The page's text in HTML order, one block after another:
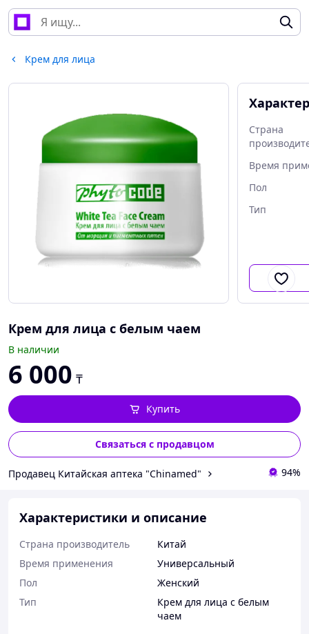
Крем для лица
Страна
Время
Пол
Тип
Крем для лица с белым чаем
В наличии
6 000 ₸
Купить
Связаться с продавцом
Продавец Китайская аптека "Chinamed" 94%
Характеристики и описание
Страна производитель
Китай
Время применения
Универсальный
Пол
Женский
Тип
Крем для лица с белым
чаем